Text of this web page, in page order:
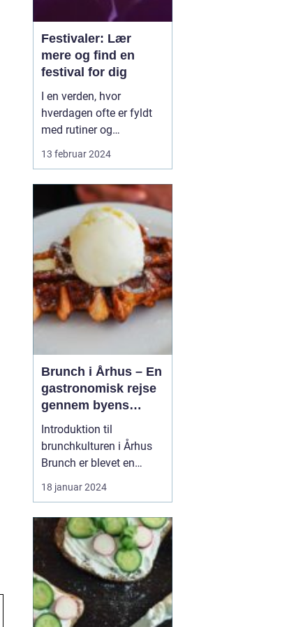
Festivaler: Lær
mere og find en
festival for dig
I en verden, hvor
hverdagen ofte er fyldt
med rutiner og
forudsigelighed, står
sociale, kulturelle, og
musikalske
samlingspunkter, hvor
mennesker fra alle
samfundslag kan mødes
og dele uforglemmelige
opl...
13 februar 2024
Brunch i Århus – En
gastronomisk rejse
gennem byens
bedste
morgenmadsspot
Introduktion til
brunchkulturen i Århus
Brunch er blevet en
populær spiseoplevelse,
der kombinerer det
og frokost. Denne artikel
dykker ned i Århus'
brunchscene og guider
eventyrrejsende og
backpackere gennem
byens bedste brunch...
18 januar 2024